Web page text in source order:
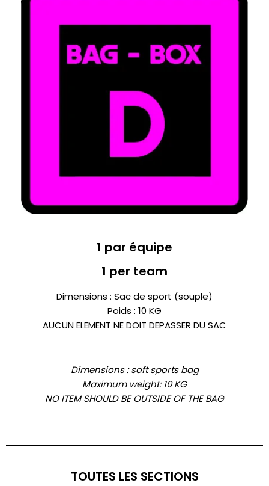
1 par équipe
1 per team
Dimensions : Sac de sport (souple)
Poids : 10 KG
AUCUN ELEMENT NE DOIT DEPASSER DU SAC
Dimensions :soft sports bag
Maximum weight: 10 KG
NO ITEM SHOULD BE OUTSIDE OF THE BAG
TOUTES LES SECTIONS